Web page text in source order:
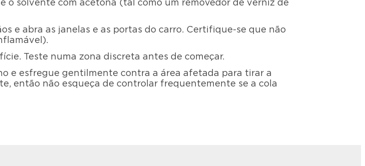
o solvente com acetona (tal como um removedor de verniz de
e abra as janelas e as portas do carro. Certifique-se que não
Teste numa zona discreta antes de começar.
e esfregue gentilmente contra a área afetada para tirar a
então não esqueça de controlar frequentemente se a cola